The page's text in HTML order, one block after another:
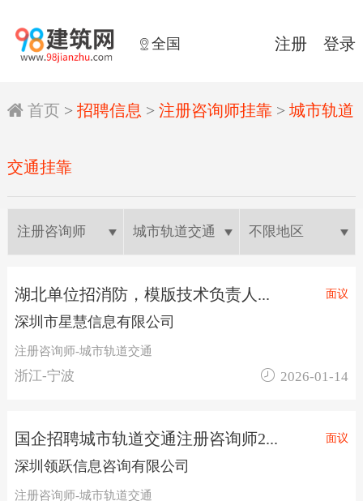
全国 注册 登录
 首页 > 招聘信息 > 注册咨询师挂靠 > 城市轨道
交通挂靠
湖北单位招消防，模版技术负责人... 面议
深圳市星慧信息有限公司
注册咨询师-城市轨道交通
浙江-宁波  2026-01-14
国企招聘城市轨道交通注册咨询师2... 面议
深圳领跃信息咨询有限公司
注册咨询师-城市轨道交通